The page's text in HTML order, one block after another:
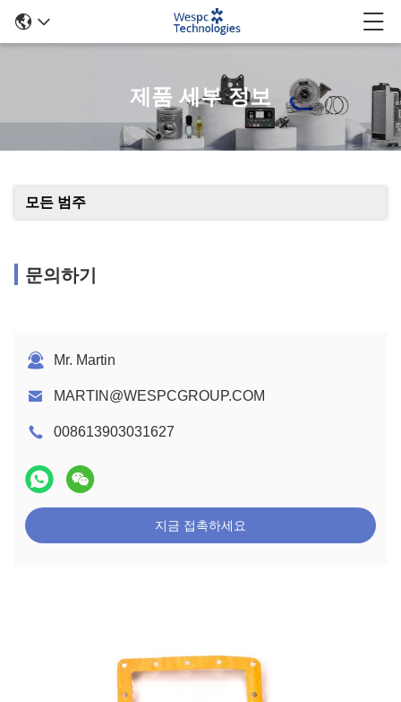
제품 세부 정보
모든 범주
문의하기
Mr. Martin
MARTIN@WESPCGROUP.COM
008613903031627
지금 접촉하세요